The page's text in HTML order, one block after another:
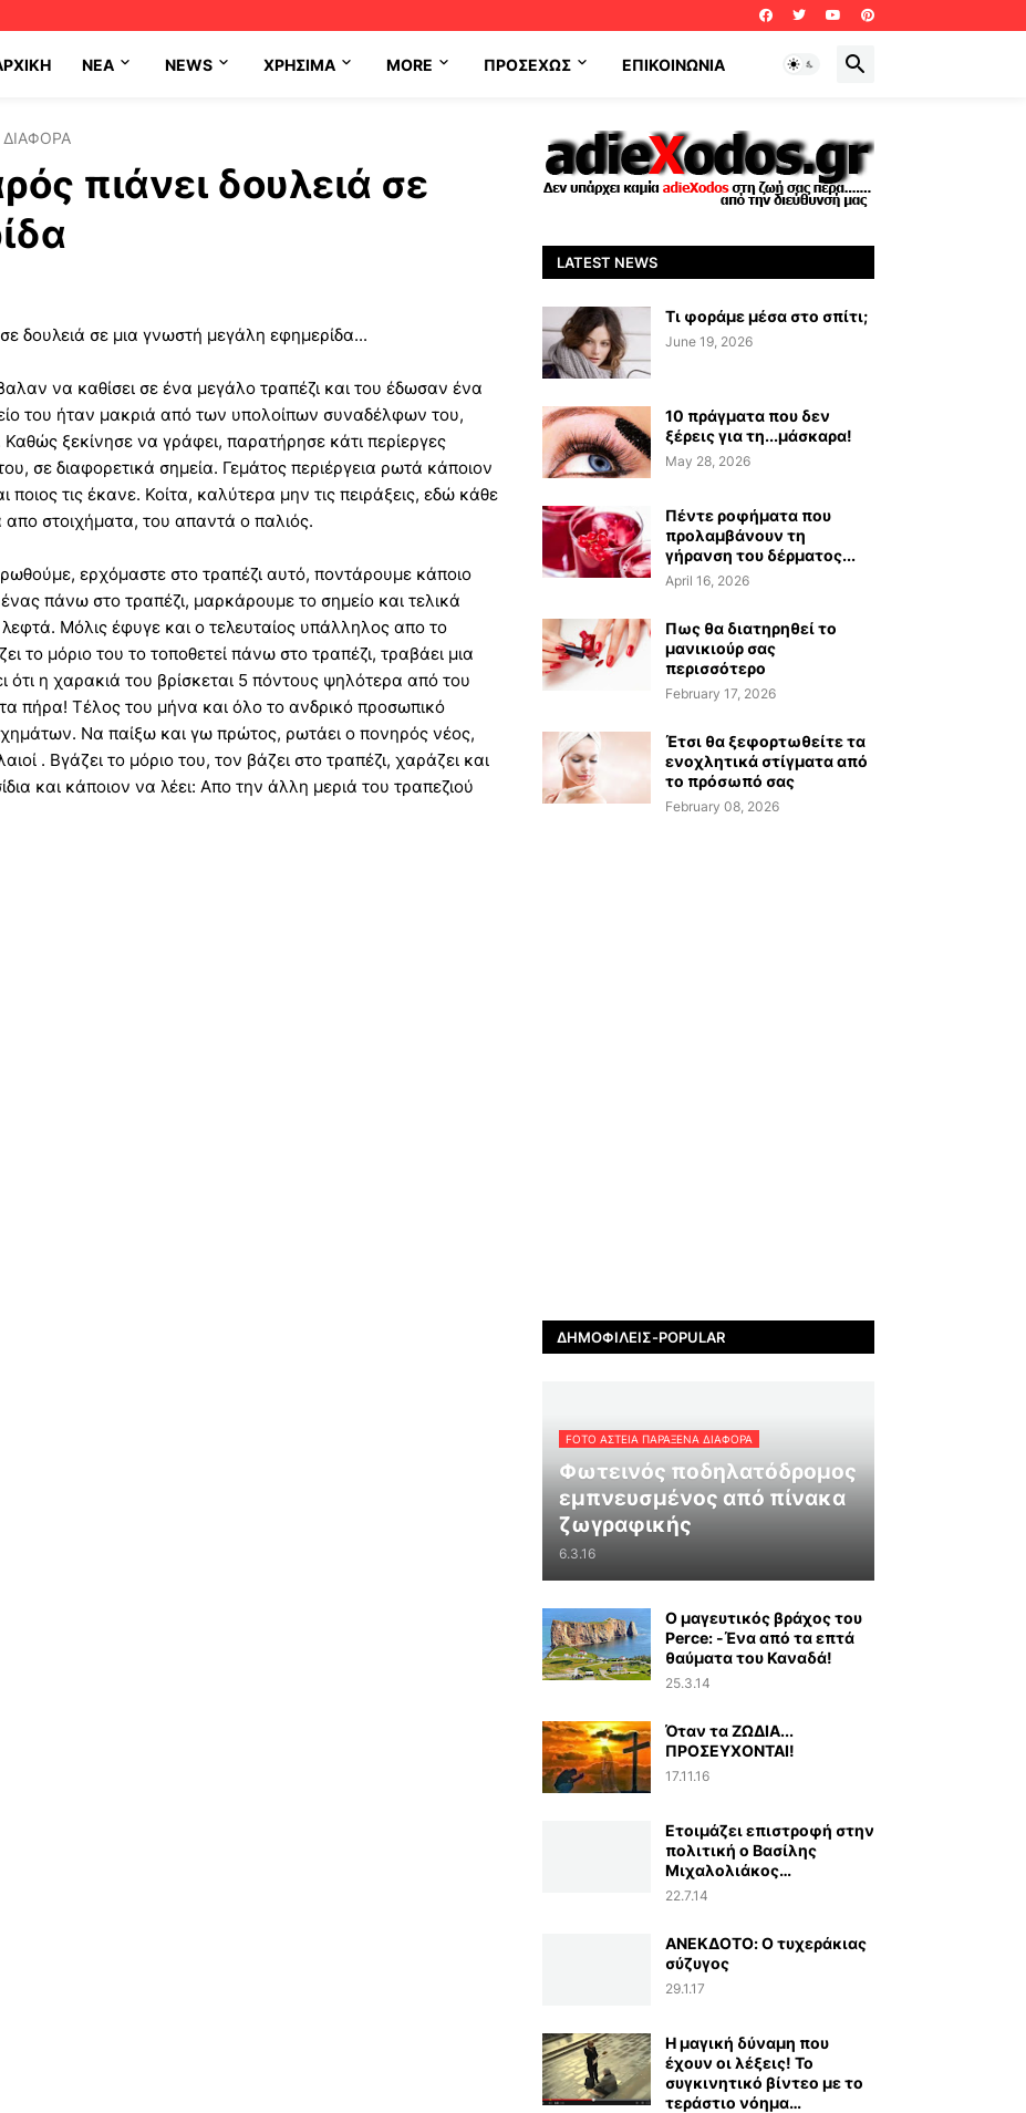
NEA NEWS ΧΡΉΣΙΜΑ MORE ΠΡΟΣΕΧΩΣ ΕΠΙΚΟΙΝΩΝΊΑ
ΔΙΑΦΟΡΑ
πιάνει δουλειά σε
δουλειά σε μια γνωστή μεγάλη εφημερίδα...
να καθίσει σε ένα μεγάλο τραπέζι και του έδωσαν ένα
του ήταν μακριά από των υπολοίπων συναδέλφων του,
ξεκίνησε να γράφει, παρατήρησε κάτι περίεργες
σε διαφορετικά σημεία. Γεμάτος περιέργεια ρωτά κάποιον
ποιος τις έκανε. Κοίτα, καλύτερα μην τις πειράξεις, εδώ κάθε
στοιχήματα, του απαντά ο παλιός.
ερχόμαστε στο τραπέζι αυτό, ποντάρουμε κάποιο
πάνω στο τραπέζι, μαρκάρουμε το σημείο και τελικά
λεφτά. Μόλις έφυγε και ο τελευταίος υπάλληλος απο το
το μόριο του το τοποθετεί πάνω στο τραπέζι, τραβάει μια
η χαρακιά του βρίσκεται 5 πόντους ψηλότερα από του
πήρα! Τέλος του μήνα και όλο το ανδρικό προσωπικό
Να παίξω και γω πρώτος, ρωτάει ο πονηρός νέος,
. Βγάζει το μόριο του, τον βάζει στο τραπέζι, χαράζει και
και κάποιον να λέει: Απο την άλλη μεριά του τραπεζιού
LATEST NEWS
Τι φοράμε μέσα στο σπίτι;
June 19, 2026
10 πράγματα που δεν
ξέρεις για τη...μάσκαρα!
May 28, 2026
Πέντε ροφήματα που
προλαμβάνουν τη
γήρανση του δέρματος...
April 16, 2026
Πως θα διατηρηθεί το
μανικιούρ σας
περισσότερο
February 17, 2026
Έτσι θα ξεφορτωθείτε τα
ενοχλητικά στίγματα από
το πρόσωπό σας
February 08, 2026
ΔΗΜΟΦΙΛΕΊΣ-POPULAR
FOTO ΑΣΤΕΙΑ ΠΑΡΑΞΕΝΑ ΔΙΑΦΟΡΑ
Φωτεινός ποδηλατόδρομος
εμπνευσμένος από πίνακα
ζωγραφικής
6.3.16
Ο μαγευτικός βράχος του
Perce: -Ένα από τα επτά
θαύματα του Καναδά!
25.3.14
Όταν τα ΖΩΔΙΑ...
ΠΡΟΣΕΥΧΟΝΤΑΙ!
17.11.16
Ετοιμάζει επιστροφή στην
πολιτική ο Βασίλης
Μιχαλολιάκος…
22.7.14
ΑΝΕΚΔΟΤΟ: Ο τυχεράκιας
σύζυγος
29.1.17
Η μαγική δύναμη που
έχουν οι λέξεις! Το
συγκινητικό βίντεο με το
τεράστιο νόημα…